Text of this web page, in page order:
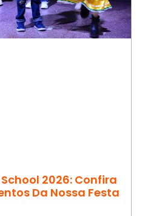
2026: Confira
Da Nossa Festa